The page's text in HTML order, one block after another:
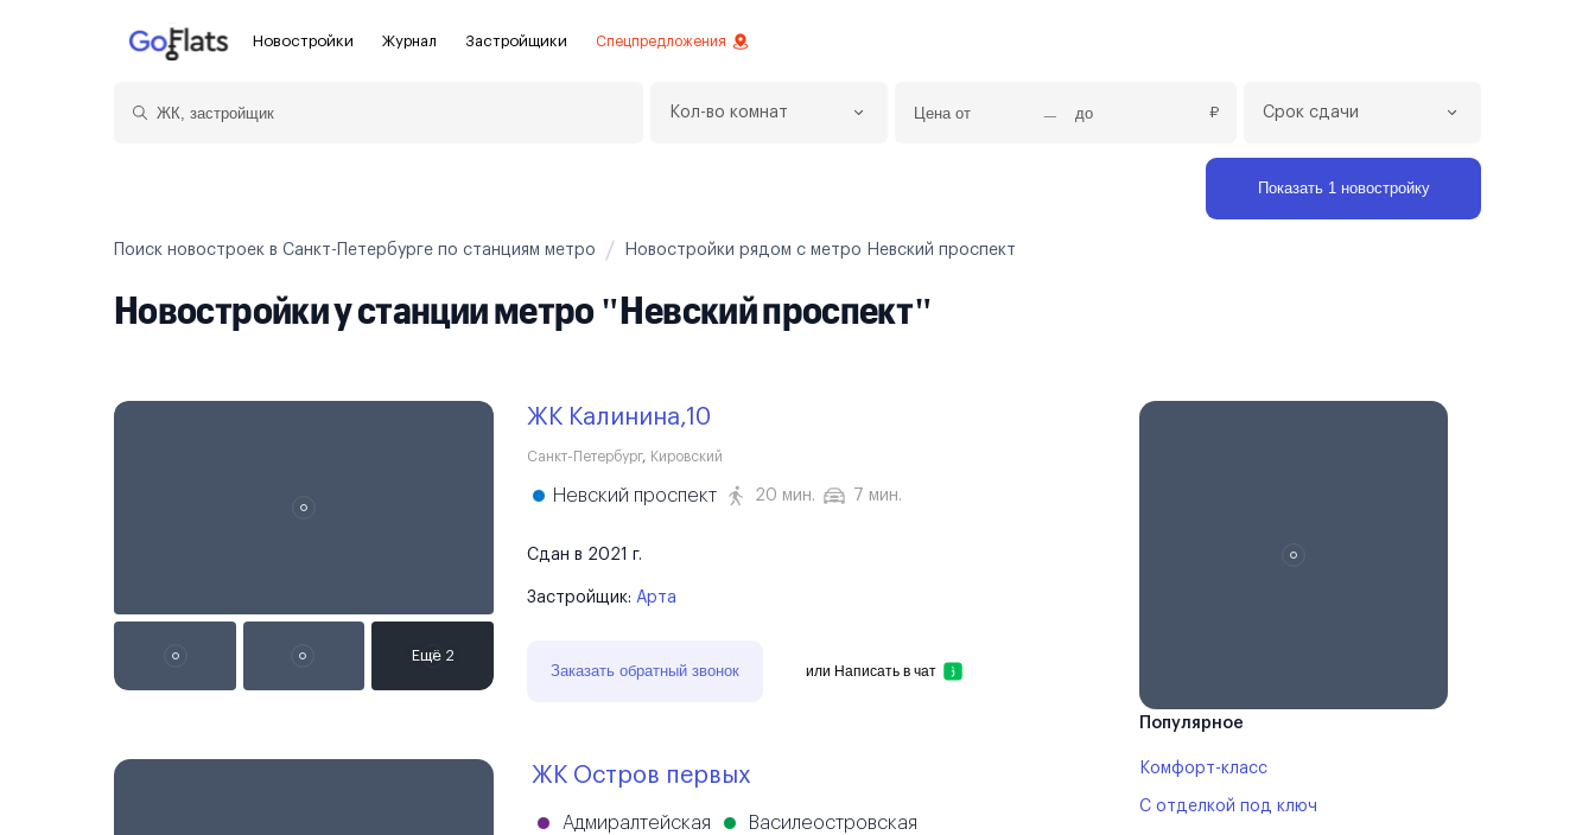
Новостройки
Новостройки в Лен. области
Журнал Застройщики Спецпредложения
Кол-во комнат ₽ Срок сдачи
Показать 1 новостройку
Поиск новостроек в Санкт-Петербурге по станциям метро Новостройки рядом с метро Невский проспект
Новостройки у станции метро "Невский проспект"
ЖК Калинина,10
Санкт-Петербург, Кировский
Невский проспект 20 мин. 7 мин.
Сдан в 2021 г.
Застройщик: Арта
Заказать обратный звонок или Написать в чат
ЖК Остров первых
Адмиралтейская Василеостровская
Популярное
Комфорт-класс
С отделкой под ключ